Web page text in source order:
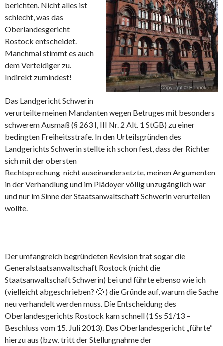
berichten. Nicht alles ist
schlecht, was das
Oberlandesgericht
Rostock entscheidet.
Manchmal stimmt es auch
dem Verteidiger zu.
Indirekt zumindest!
Das Landgericht Schwerin
verurteilte meinen Mandanten wegen Betruges mit besonders
schwerem Ausmaß (§ 263 I, III Nr. 2 Alt. 1 StGB) zu einer
bedingten Freiheitsstrafe. In den Urteilsgründen des
Landgerichts Schwerin stellte ich schon fest, dass der Richter
sich mit der obersten
Rechtsprechung nicht auseinandersetzte, meinen Argumenten
in der Verhandlung und im Plädoyer völlig unzugänglich war
und nur im Sinne der Staatsanwaltschaft Schwerin verurteilen
wollte.
Der umfangreich begründeten Revision trat sogar die
Generalstaatsanwaltschaft Rostock (nicht die
Staatsanwaltschaft Schwerin) bei und führte ebenso wie ich
(vielleicht abgeschrieben? 🙂 ) die Gründe auf, warum die Sache
neu verhandelt werden muss. Die Entscheidung des
Oberlandesgerichts Rostock kam schnell (1 Ss 51/13 –
Beschluss vom 15. Juli 2013). Das Oberlandesgericht „führte“
hierzu aus (bzw. tritt der Stellungnahme der